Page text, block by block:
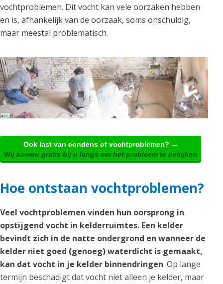
vochtproblemen. Dit vocht kan vele oorzaken hebben
en is, afhankelijk van de oorzaak, soms onschuldig,
maar meestal problematisch.
Ook last van condens of vochtproblemen? →
Wij komen gratis bij u langs om het probleem te bekijken
Hoe ontstaan vochtproblemen?
Veel vochtproblemen vinden hun oorsprong in
opstijgend vocht in kelderruimtes. Een kelder
bevindt zich in de natte ondergrond en wanneer de
kelder niet goed (genoeg) waterdicht is gemaakt,
kan dat vocht in je kelder binnendringen. Op lange
termijn beschadigt dat vocht niet alleen je kelder, maar